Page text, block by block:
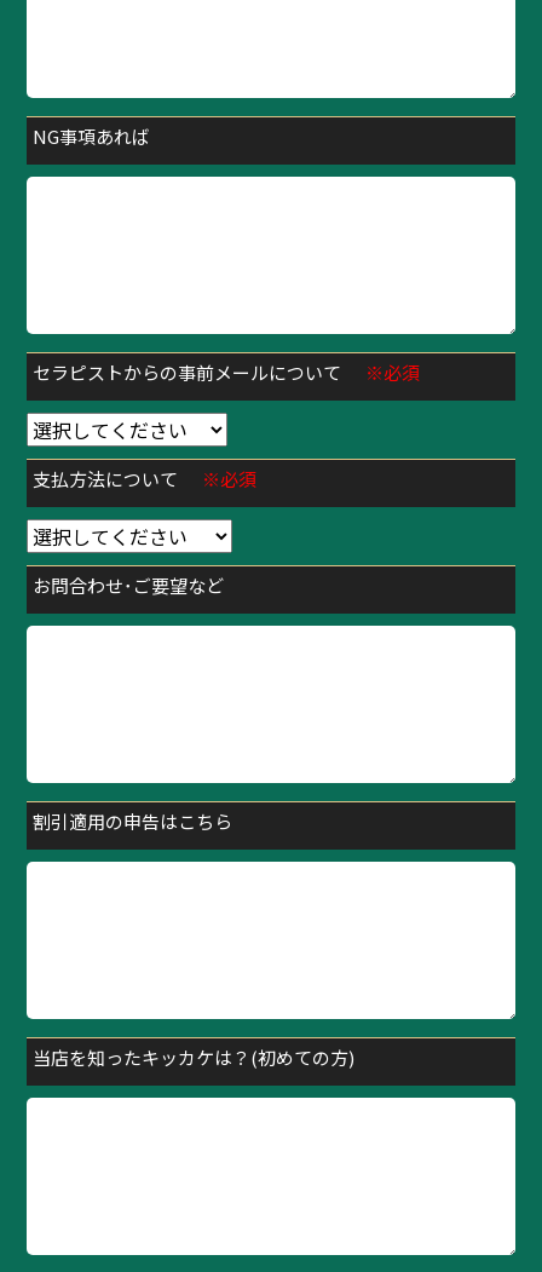
NG事項あれば
セラピストからの事前メールについて ※必須
支払方法について ※必須
お問合わせ･ご要望など
割引適用の申告はこちら
当店を知ったキッカケは？(初めての方)